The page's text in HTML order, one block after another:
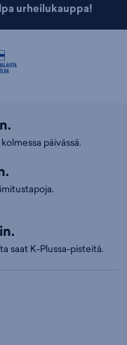
urheilukauppa!
päivässä.
saat K-Plussa-pisteitä.